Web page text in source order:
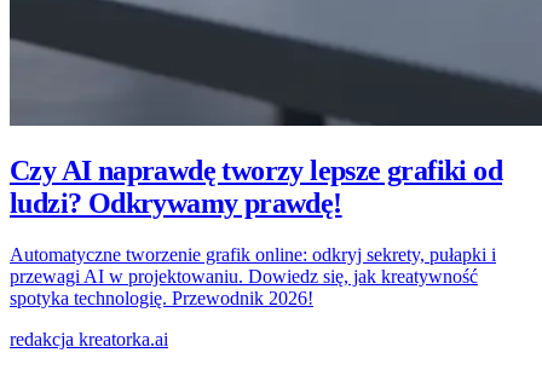
Czy AI naprawdę tworzy lepsze grafiki od
ludzi? Odkrywamy prawdę!
Automatyczne tworzenie grafik online: odkryj sekrety, pułapki i
przewagi AI w projektowaniu. Dowiedz się, jak kreatywność
spotyka technologię. Przewodnik 2026!
redakcja kreatorka.ai